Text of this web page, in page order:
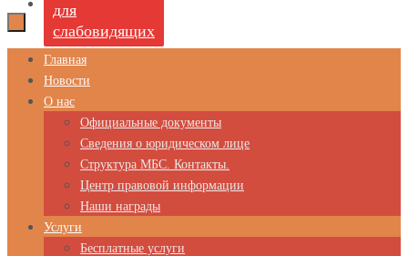
для
слабовидящих
Перейти
содержимому
Главная
Новости
О нас
Официальные документы
Сведения о юридическом лице
Структура МБС. Контакты.
Центр правовой информации
Наши награды
Услуги
Бесплатные услуги